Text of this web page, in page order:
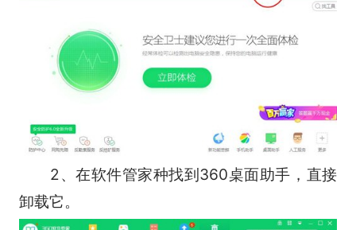
2、在软件管家种找到360桌面助手，直接
卸载它。